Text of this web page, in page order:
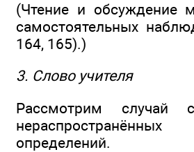
(Чтение и обсуждение
самостоятельных
164, 165).)
3. Слово учителя
Рассмотрим случай
определений.